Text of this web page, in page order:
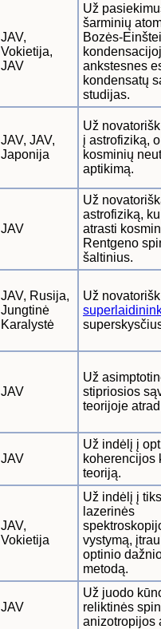
JAV,
Vokietija,
JAV
Už
šarminių
Bozės-
ankstesnes
kondensatų
studijas.
JAV, JAV,
Japonija
Už
į astrofiziką,
kosminių
aptikimą.
JAV
Už
astrofiziką,
atrasti
Rentgeno
šaltinius.
JAV, Rusija,
Jungtinė
Karalystė
Už
JAV
Už
stipriosios
teorijoje
JAV
Už indėlį į
koherencijos
teoriją.
JAV,
Vokietija
Už indėlį į
lazerinės
vystymą,
optinio
metodą.
JAV
Už juodo
reliktinės
anizotropijos